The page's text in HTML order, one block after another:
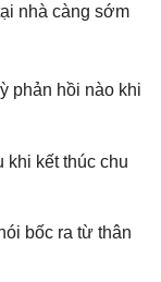
nhà càng sớm
phản hồi nào khi
khi kết thúc chu
bốc ra từ thân